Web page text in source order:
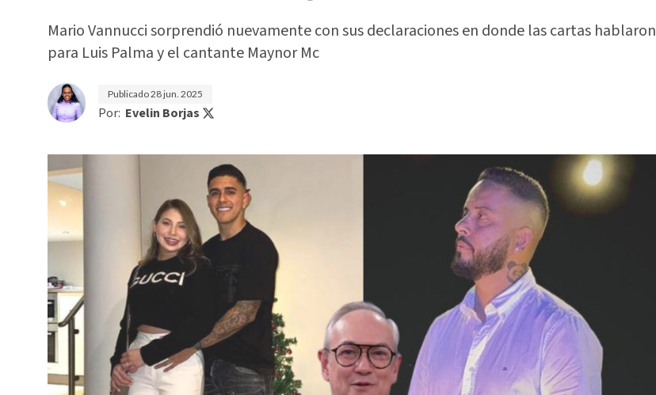
Mario Vannucci sorprendió nuevamente con sus declaraciones en donde las cartas hablaron
para Luis Palma y el cantante Maynor Mc
Publicado28 jun. 2025
Por: Evelin Borjas